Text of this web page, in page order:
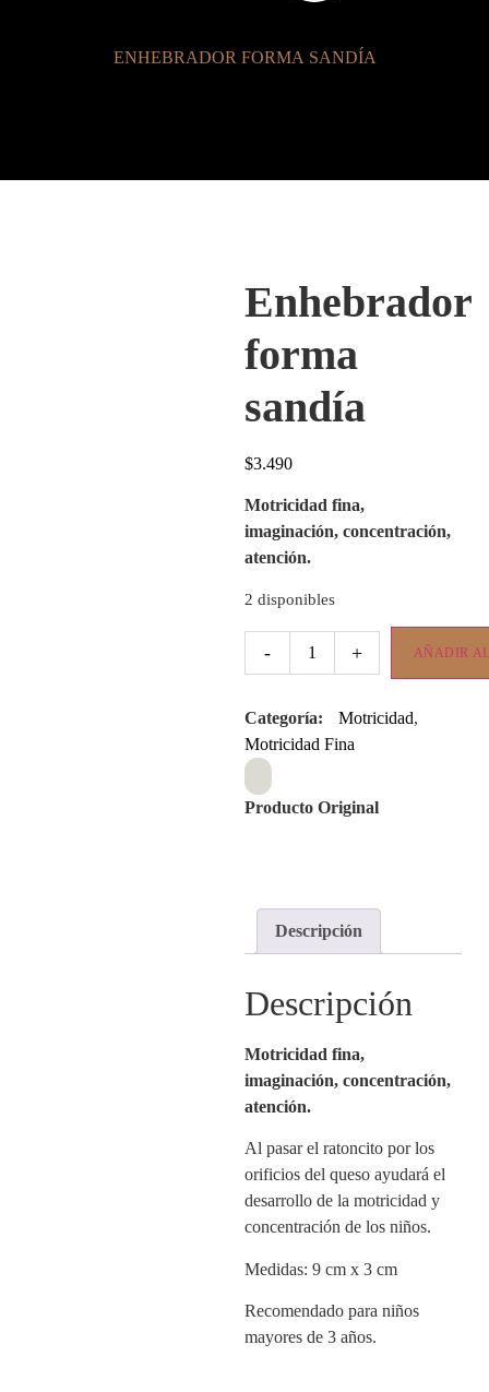
ENHEBRADOR FORMA SANDÍA
Enhebrador
forma
sandía
$3.490
Motricidad fina,
imaginación, concentración,
atención.
2 disponibles
- + AÑADIR
Categoría: Motricidad,
Motricidad Fina
Producto Original
Descripción
Descripción
Motricidad fina,
imaginación, concentración,
atención.
Al pasar el ratoncito por los
orificios del queso ayudará el
desarrollo de la motricidad y
concentración de los niños.
Medidas: 9 cm x 3 cm
Recomendado para niños
mayores de 3 años.